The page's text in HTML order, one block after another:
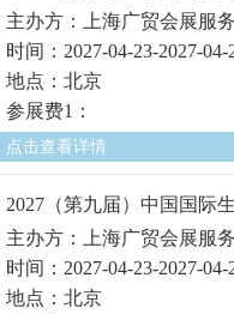
主办方：上海广贸会展服
时间：2027-04-23-2027-04-
地点：北京
参展费1：
点击查看详情
2027（第九届）中国国际
主办方：上海广贸会展服
时间：2027-04-23-2027-04-
地点：北京